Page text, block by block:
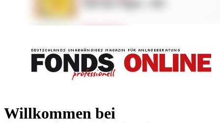
Willkommen bei